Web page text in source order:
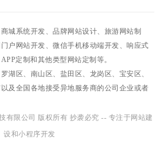
城系统开发、品牌网站设计、旅游网站制
户网站开发、微信手机移动端开发、响应式
定制和其他类型网站定制等。
湖区、南山区、盐田区、龙岗区、宝安区、
及全国各地接受异地服务商的公司企业或者
有限公司 版权所有 抄袭必究 -- 专注于网站建
设和小程序开发